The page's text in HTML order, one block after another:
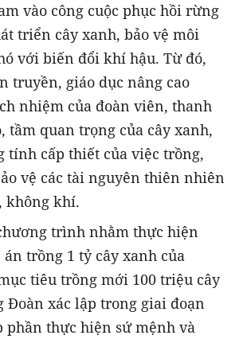
vào công cuộc phục hồi rừng
triển cây xanh, bảo vệ môi
với biến đổi khí hậu. Từ đó,
truyền, giáo dục nâng cao
nhiệm của đoàn viên, thanh
tầm quan trọng của cây xanh,
tính cấp thiết của việc trồng,
vệ các tài nguyên thiên nhiên
không khí.
trình nhằm thực hiện
trồng 1 tỷ cây xanh của
tiêu trồng mới 100 triệu cây
Đoàn xác lập trong giai đoạn
phần thực hiện sứ mệnh và